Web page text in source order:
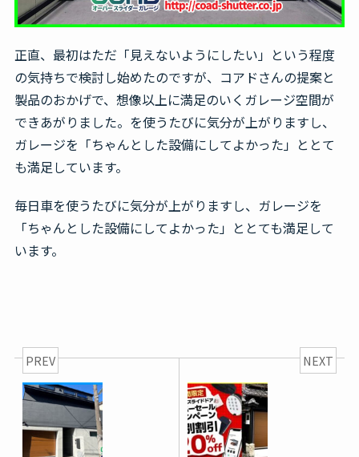
正直、最初はただ「見えないようにしたい」という程度
の気持ちで検討し始めたのですが、コアドさんの提案と
製品のおかげで、想像以上に満足のいくガレージ空間が
できあがりました。を使うたびに気分が上がりますし、
ガレージを「ちゃんとした設備にしてよかった」ととて
も満足しています。
毎日車を使うたびに気分が上がりますし、ガレージを
「ちゃんとした設備にしてよかった」ととても満足して
います。
PREV NEXT